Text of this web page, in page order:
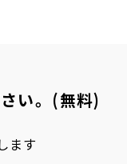
い。(無料)
ます